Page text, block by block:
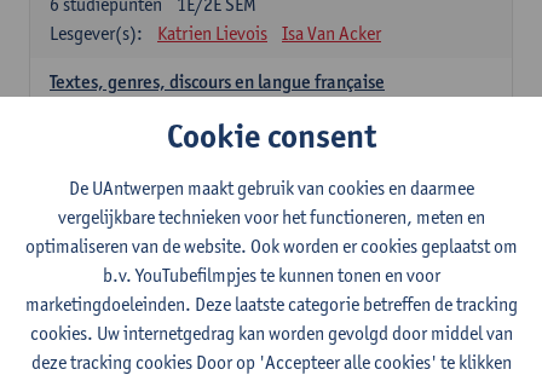
Lesgever(s):
Katrien Lievois Isa Van Acker
Textes, genres, discours en langue française
Kris Peeters
Spaans: verplichte opleidingsonderdelen
Gramática española 1
1E SEM
studiepunten
Lesgever(s):
Anne Verhaert
Gramática española 2
Cookie consent
De UAntwerpen maakt gebruik van cookies en daarmee
vergelijkbare technieken voor het functioneren, meten en
optimaliseren van de website. Ook worden er cookies geplaatst om
b.v. YouTubefilmpjes te kunnen tonen en voor
marketingdoeleinden. Deze laatste categorie betreffen de tracking
cookies. Uw internetgedrag kan worden gevolgd door middel van
deze tracking cookies Door op 'Accepteer alle cookies' te klikken